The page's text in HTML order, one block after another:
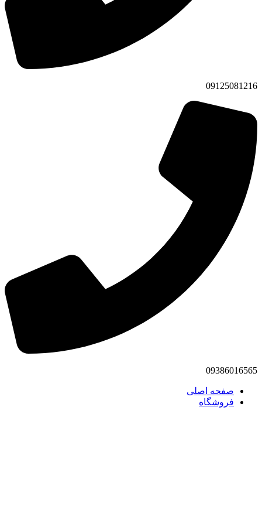
09125081216
09386016565
صفحه اصلی
فروشگاه